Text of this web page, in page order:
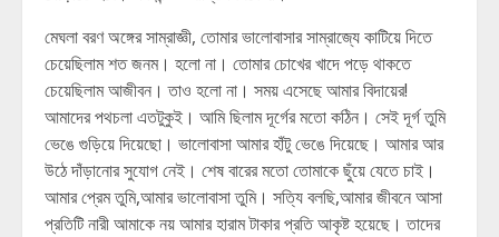
মেঘলা বরণ অঙ্গের সাম্রাজ্ঞী, তোমার ভালোবাসার সাম্রাজ্যে কাটিয়ে দিতে
চেয়েছিলাম শত জনম। হলো না। তোমার চোখের খাদে পড়ে থাকতে
চেয়েছিলাম আজীবন। তাও হলো না। সময় এসেছে আমার বিদায়ের!
আমাদের পথচলা এতটুকুই। আমি ছিলাম দূর্গের মতো কঠিন। সেই দূর্গ তুমি
ভেঙে গুড়িয়ে দিয়েছো। ভালোবাসা আমার হাঁটু ভেঙে দিয়েছে। আমার আর
উঠে দাঁড়ানোর সুযোগ নেই। শেষ বারের মতো তোমাকে ছুঁয়ে যেতে চাই।
আমার প্রেম তুমি,আমার ভালোবাসা তুমি। সত্যি বলছি,আমার জীবনে আসা
প্রতিটি নারী আমাকে নয় আমার হারাম টাকার প্রতি আকৃষ্ট হয়েছে। তাদের